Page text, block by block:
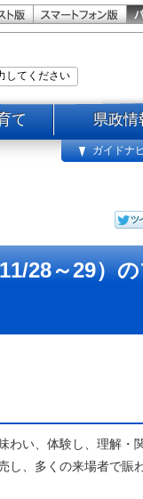
て 県政情
ガイドナ
28～29）
わい、体験し、理解・
し、多くの来場者で賑